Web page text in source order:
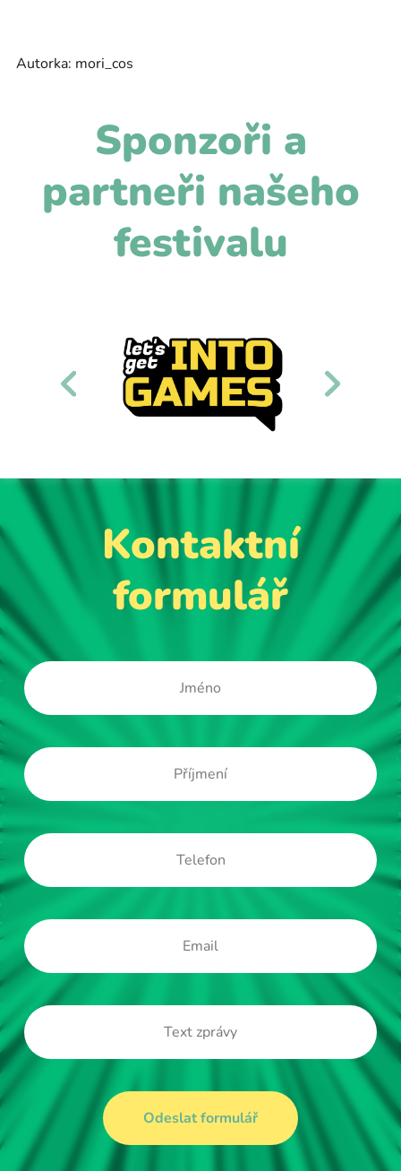
Autorka: mori_cos
Sponzoři a
partneři našeho
festivalu
Kontaktní
formulář